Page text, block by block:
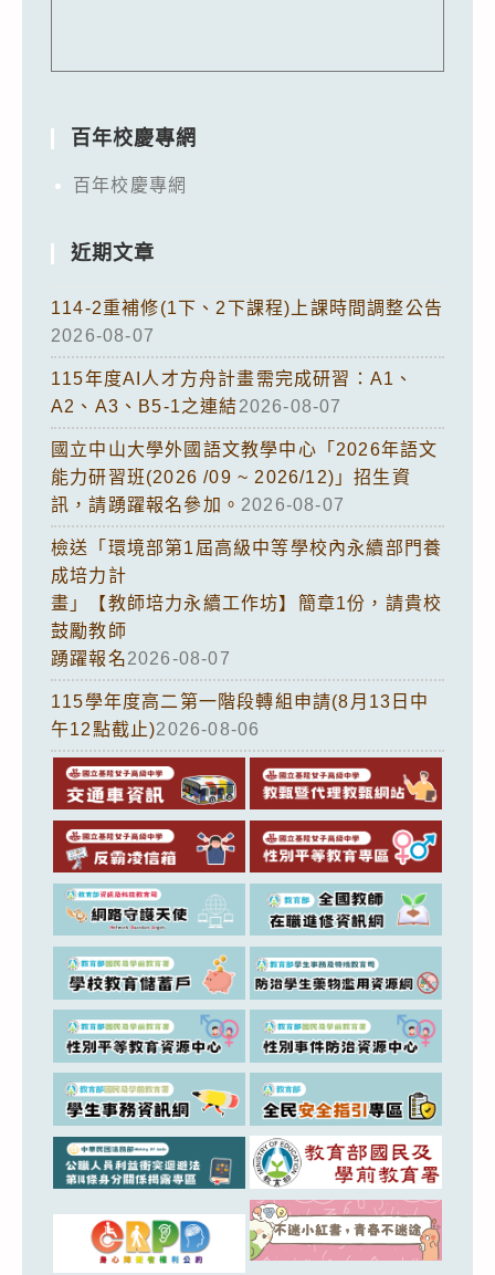
百年校慶專網
百年校慶專網
近期文章
114-2重補修(1下、2下課程)上課時間調整公告
2026-08-07
115年度AI人才方舟計畫需完成研習：A1、
A2、A3、B5-1之連結2026-08-07
國立中山大學外國語文教學中心「2026年語文
能力研習班(2026 /09 ~ 2026/12)」招生資
訊，請踴躍報名參加。 2026-08-07
檢送「環境部第1屆高級中等學校內永續部門養
成培力計
畫」【教師培力永續工作坊】簡章1份，請貴校
鼓勵教師
踴躍報名2026-08-07
115學年度高二第一階段轉組申請(8月13日中
午12點截止)2026-08-06